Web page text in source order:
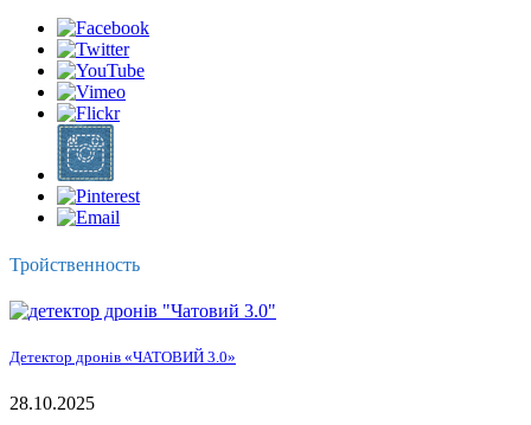
Тройственность
Детектор дронів «ЧАТОВИЙ 3.0»
28.10.2025